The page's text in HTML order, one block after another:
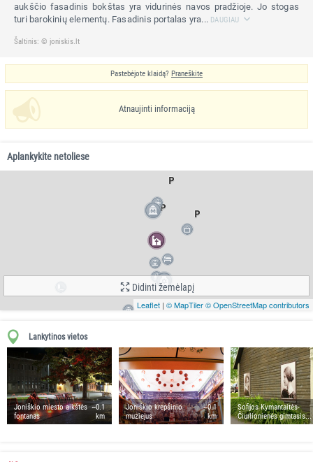
aukščio fasadinis bokštas yra vidurinės navos pradžioje. Jo stogas
turi barokinių elementų. Fasadinis portalas yra... DAUGIAU
Šaltinis: © joniskis.lt
Pastebėjote klaidą? Praneškite
Atnaujinti informaciją
Aplankykite netoliese
Leaflet | © MapTiler© OpenStreetMap contributors
Didinti žemėlapį
Lankytinos vietos
Joniškio miesto aikštės
fontanas
~0.1
km
Joniškio krepšinio
muziejus
~0.1
km
Sofijos Kymantaitės-
Čiurlionienės gimtasis...